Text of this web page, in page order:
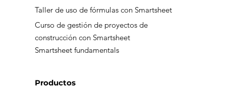
Productos
Taller de uso de fórmulas con Smartsheet
Curso de gestión de proyectos de
construcción con Smartsheet
Smartsheet fundamentals